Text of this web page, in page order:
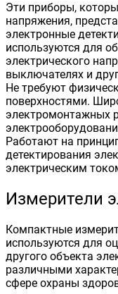
Эти приборы,
напряжения,
электронные
используются для
электрического
выключателях и
Не требуют
поверхностями.
электромонтажных
Работают на
детектирования
электрическим
Измерители
Компактные
используются для
другого объекта
различными
сфере охраны